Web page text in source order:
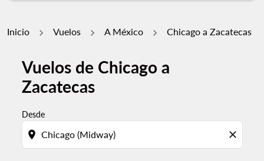
Inicio Vuelos A México Chicago a Zacatecas
Vuelos de Chicago a
Zacatecas
Desde
location_on close